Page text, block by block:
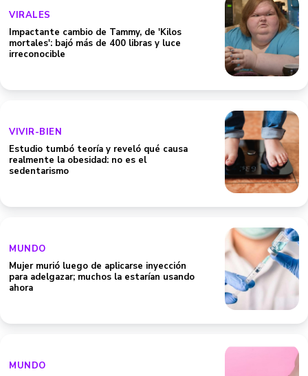
VIRALES
Impactante cambio de Tammy, de 'Kilos
mortales': bajó más de 400 libras y luce
irreconocible
VIVIR-BIEN
Estudio tumbó teoría y reveló qué causa
realmente la obesidad: no es el
sedentarismo
MUNDO
Mujer murió luego de aplicarse inyección
para adelgazar; muchos la estarían usando
ahora
MUNDO